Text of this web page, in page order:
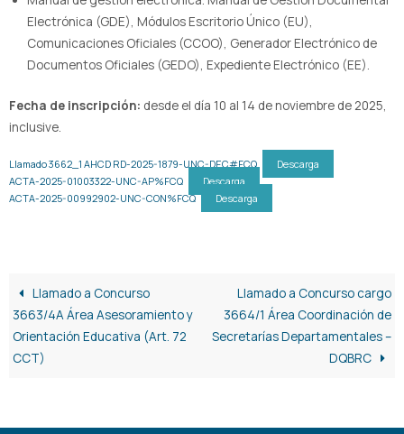
Electrónica (GDE), Módulos Escritorio Único (EU),
Comunicaciones Oficiales (CCOO), Generador Electrónico de
Documentos Oficiales (GEDO), Expediente Electrónico (EE).
Fecha de inscripción: desde el día 10 al 14 de noviembre de 2025,
inclusive.
Llamado 3662_1 AHCD RD-2025-1879-UNC-DEC#FCQ
Descarga
ACTA-2025-01003322-UNC-AP%FCQ
Descarga
ACTA-2025-00992902-UNC-CON%FCQ
Descarga
Llamado a Concurso
3663/4A Área Asesoramiento y
Orientación Educativa (Art. 72
CCT)
Llamado a Concurso cargo
3664/1 Área Coordinación de
Secretarías Departamentales –
DQBRC